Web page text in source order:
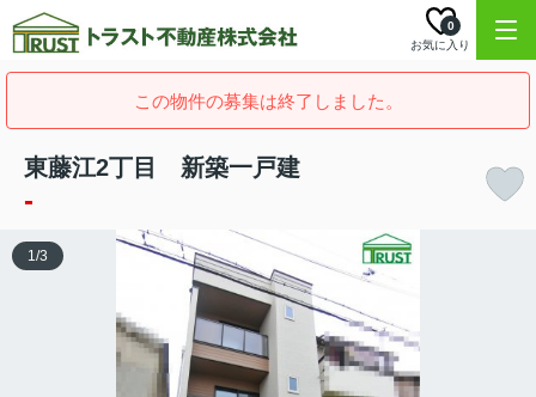
お気に入り
0
この物件の募集は終了しました。
東藤江2丁目 新築一戸建
-
1/3